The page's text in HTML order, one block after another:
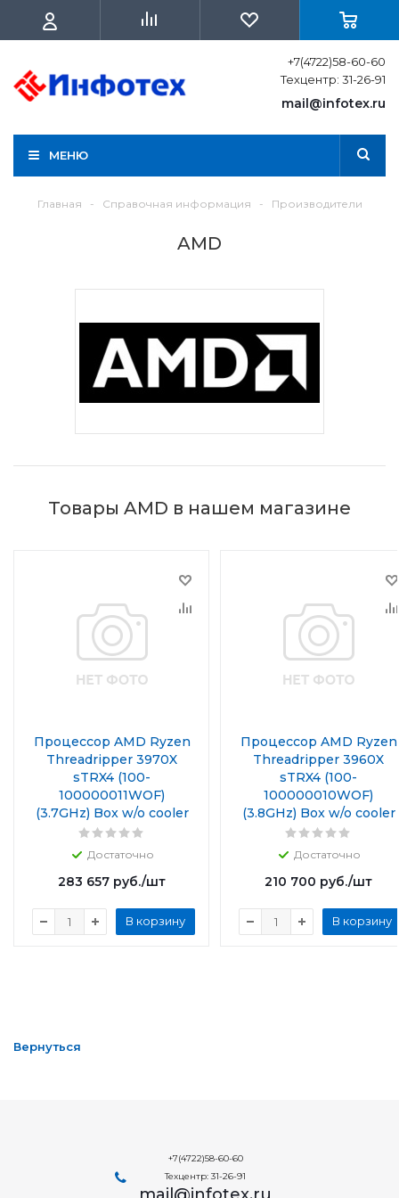
+7(4722)58-60-60
Техцентр: 31-26-91
mail@infotex.ru
МЕНЮ
Главная - Справочная информация - Производители
AMD
Товары AMD в нашем магазине
Процессор AMD Ryzen
Threadripper 3970X
sTRX4 (100-
100000011WOF)
(3.7GHz) Box w/o cooler
Достаточно
283 657 руб./шт
В корзину
Процессор AMD Ryzen
Threadripper 3960X
sTRX4 (100-
100000010WOF)
(3.8GHz) Box w/o cooler
Достаточно
210 700 руб./шт
В корзину
Вернуться
+7(4722)58-60-60
Техцентр: 31-26-91